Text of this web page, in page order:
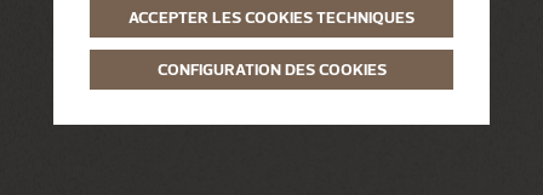
ACCEPTER LES COOKIES TECHNIQUES
CONFIGURATION DES COOKIES